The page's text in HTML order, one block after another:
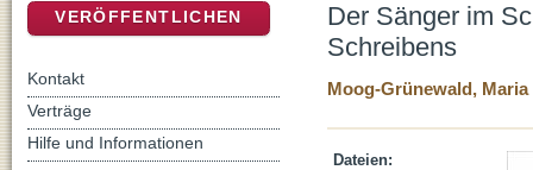
Der Sänger im
Schreibens
Moog-Grünewald, Maria
Dateien:
VERÖFFENTLICHEN
Kontakt
Verträge
Hilfe und Informationen